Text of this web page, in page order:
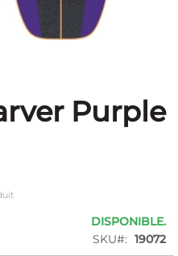
Purple
DISPONIBLE.
SKU
19072